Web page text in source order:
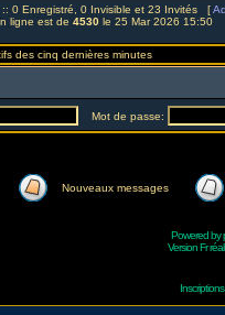
:: 0 Enregistré, 0 Invisible et 23 Invités [
ligne est de 4530 le 25 Mar 2026 15:50
des cinq dernières minutes
Mot de passe:
Nouveaux messages
Powered by
Version Fr